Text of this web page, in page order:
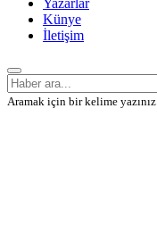
Yazarlar
Künye
İletişim
Aramak için bir kelime yazınız.